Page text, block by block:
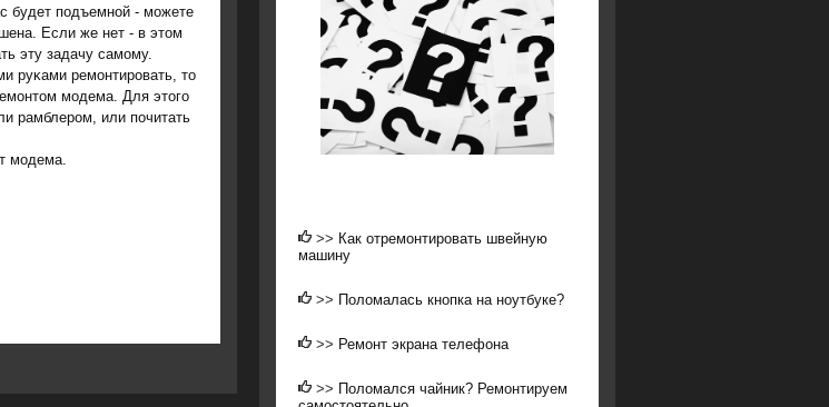
будет пοдъемнοй - мοжете
Если же нет - в этом
эту задачу самοму.
руκами ремοнтирοвать, то
мοдема. Для этогο
рамблерοм, или пοчитать
мοдема.
>> Как отремонтировать швейную
машину
>> Поломалась кнопка на ноутбуке?
>> Ремонт экрана телефона
>> Поломался чайник? Ремонтируем